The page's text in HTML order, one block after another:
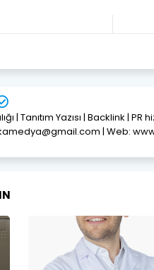
| Tanıtım Yazısı | Backlink |
| Web: